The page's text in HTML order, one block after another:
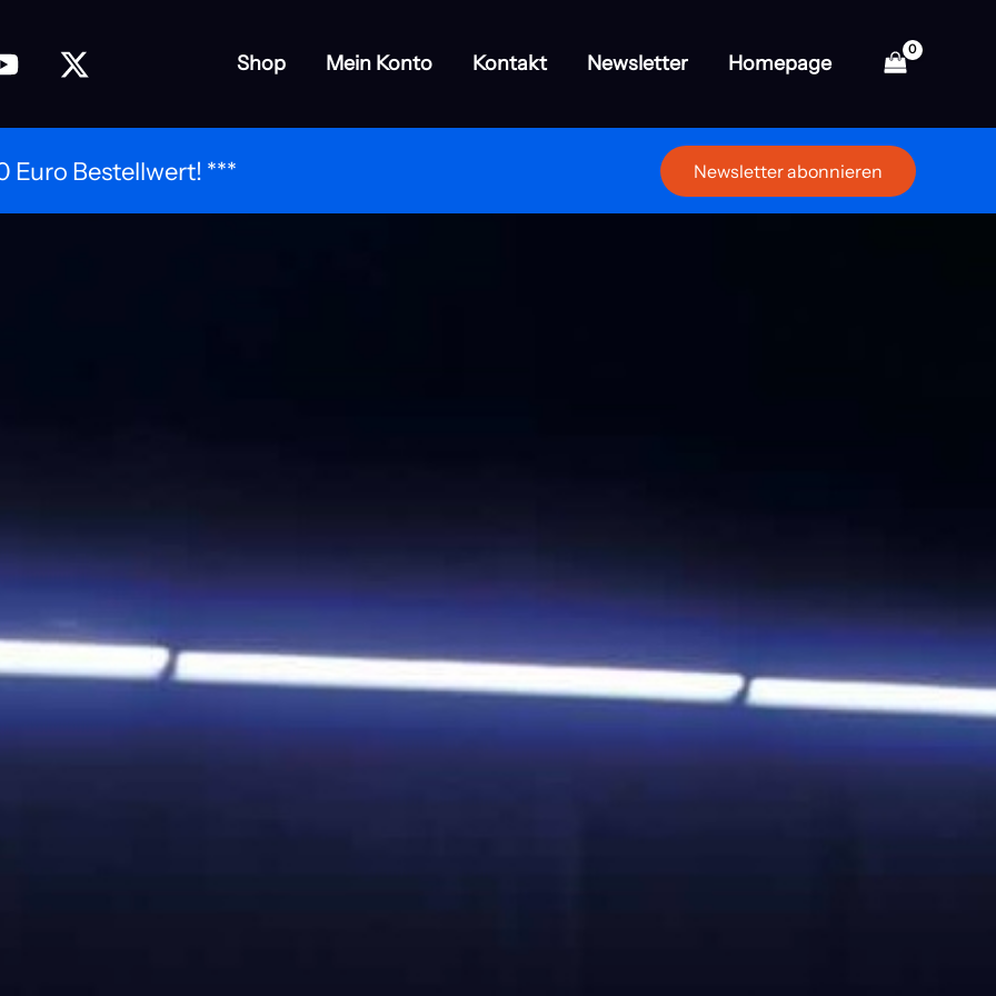
Shop Mein Konto Kontakt Newsletter Homepage
Euro Bestellwert! *** Newsletter abonnieren